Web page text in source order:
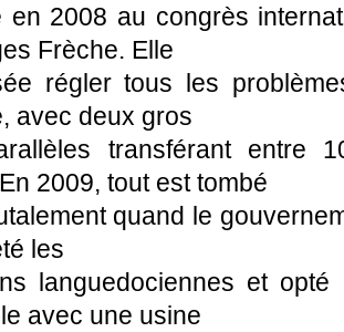
en 2008 au congrès
Frèche. Elle
régler tous les
avec deux gros
transférant entre
2009, tout est tombé
quand le
les
languedociennes et
avec une usine